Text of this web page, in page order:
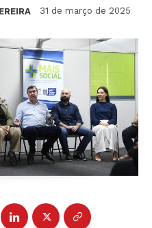
31 de março de 2025